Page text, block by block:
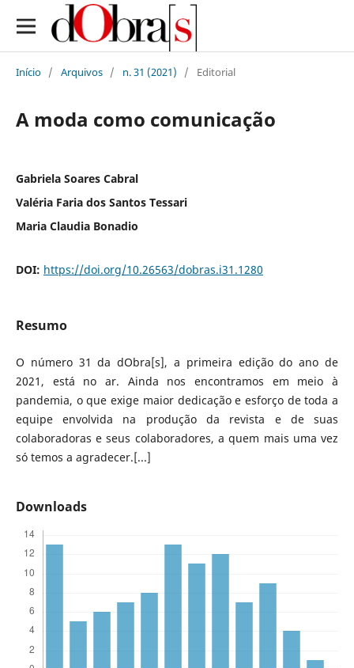
Início / Arquivos / n. 31 (2021) / Editorial
A moda como comunicação
Gabriela Soares Cabral
Valéria Faria dos Santos Tessari
Maria Claudia Bonadio
DOI: https://doi.org/10.26563/dobras.i31.1280
Resumo
O número 31 da dObra[s], a primeira edição do ano de
2021, está no ar. Ainda nos encontramos em meio à
pandemia, o que exige maior dedicação e esforço de toda a
equipe envolvida na produção da revista e de suas
colaboradoras e seus colaboradores, a quem mais uma vez
só temos a agradecer.[...]
Downloads